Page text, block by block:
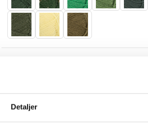
Detaljer
Legg i ønskelisten